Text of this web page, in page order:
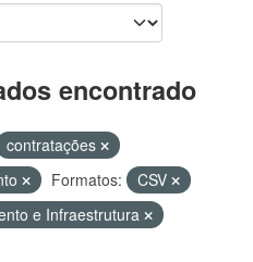
encontrado
contratações
Formatos:
CSV
e Infraestrutura